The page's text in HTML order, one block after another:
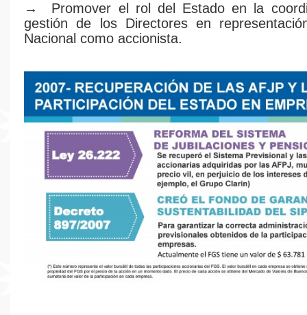
→ Promover el rol del Estado en la
gestión de los Directores en
Nacional como accionista.